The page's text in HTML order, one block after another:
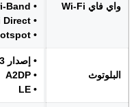
واي فاي Wi-Fi
• Tri-Band
• Wi-Fi Direct مباشر
• Hotspot نقطة الاتصال
البلوتوث
• إصدار 5.3
• A2DP
• LE